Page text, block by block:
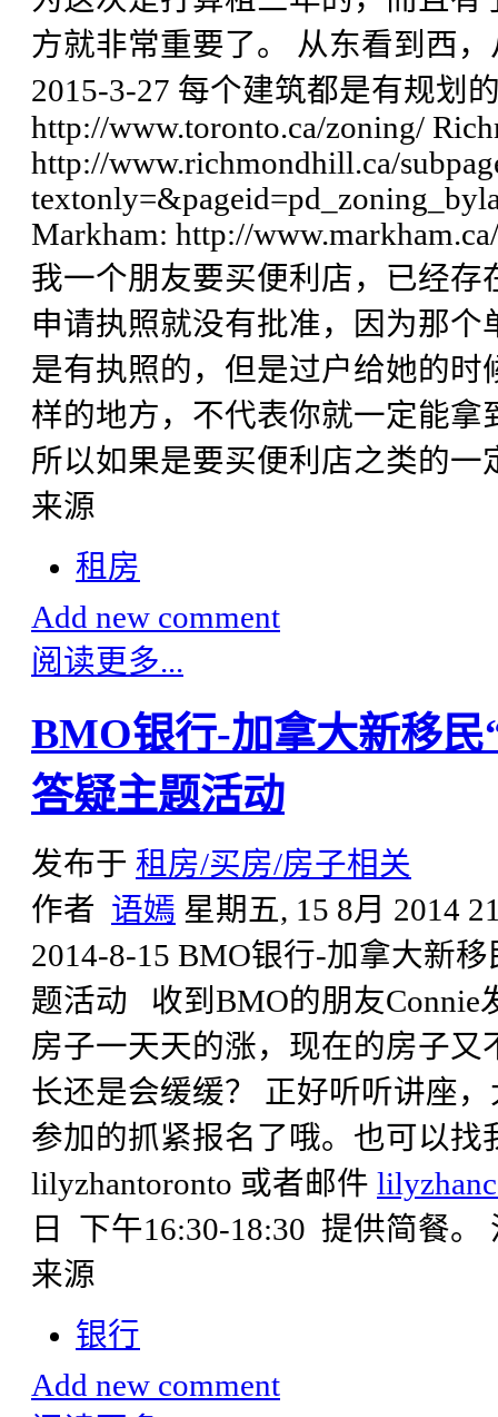
方就非常重要了。 从东看到西
2015-3-27 每个建筑都是有规划
http://www.toronto.ca/zoning/
http://www.richmondhill.ca/
Markham: http://
我一个朋友要买便利店，已经
申请执照就没有批准，因为那个
是有执照的，但是过户给她的
样的地方，不代表你就一定能
所以如果是要买便利店之类的
来源
租房
Add new comment
阅读更多...
BMO银行-加拿大新移
答疑主题活动
发布于 租房/买房/房子相关
作者 语嫣 星期五, 15 8月 2014
2014-8-15 BMO银行-加拿大新
题活动 收到BMO的朋友Connie
房子一天天的涨，现在的房子
长还是会缓缓？ 正好听听讲座
参加的抓紧报名了哦。也可以找
lilyzhantoronto 或者邮件
日 下午16:30-18:30 提供简餐
来源
银行
Add new comment